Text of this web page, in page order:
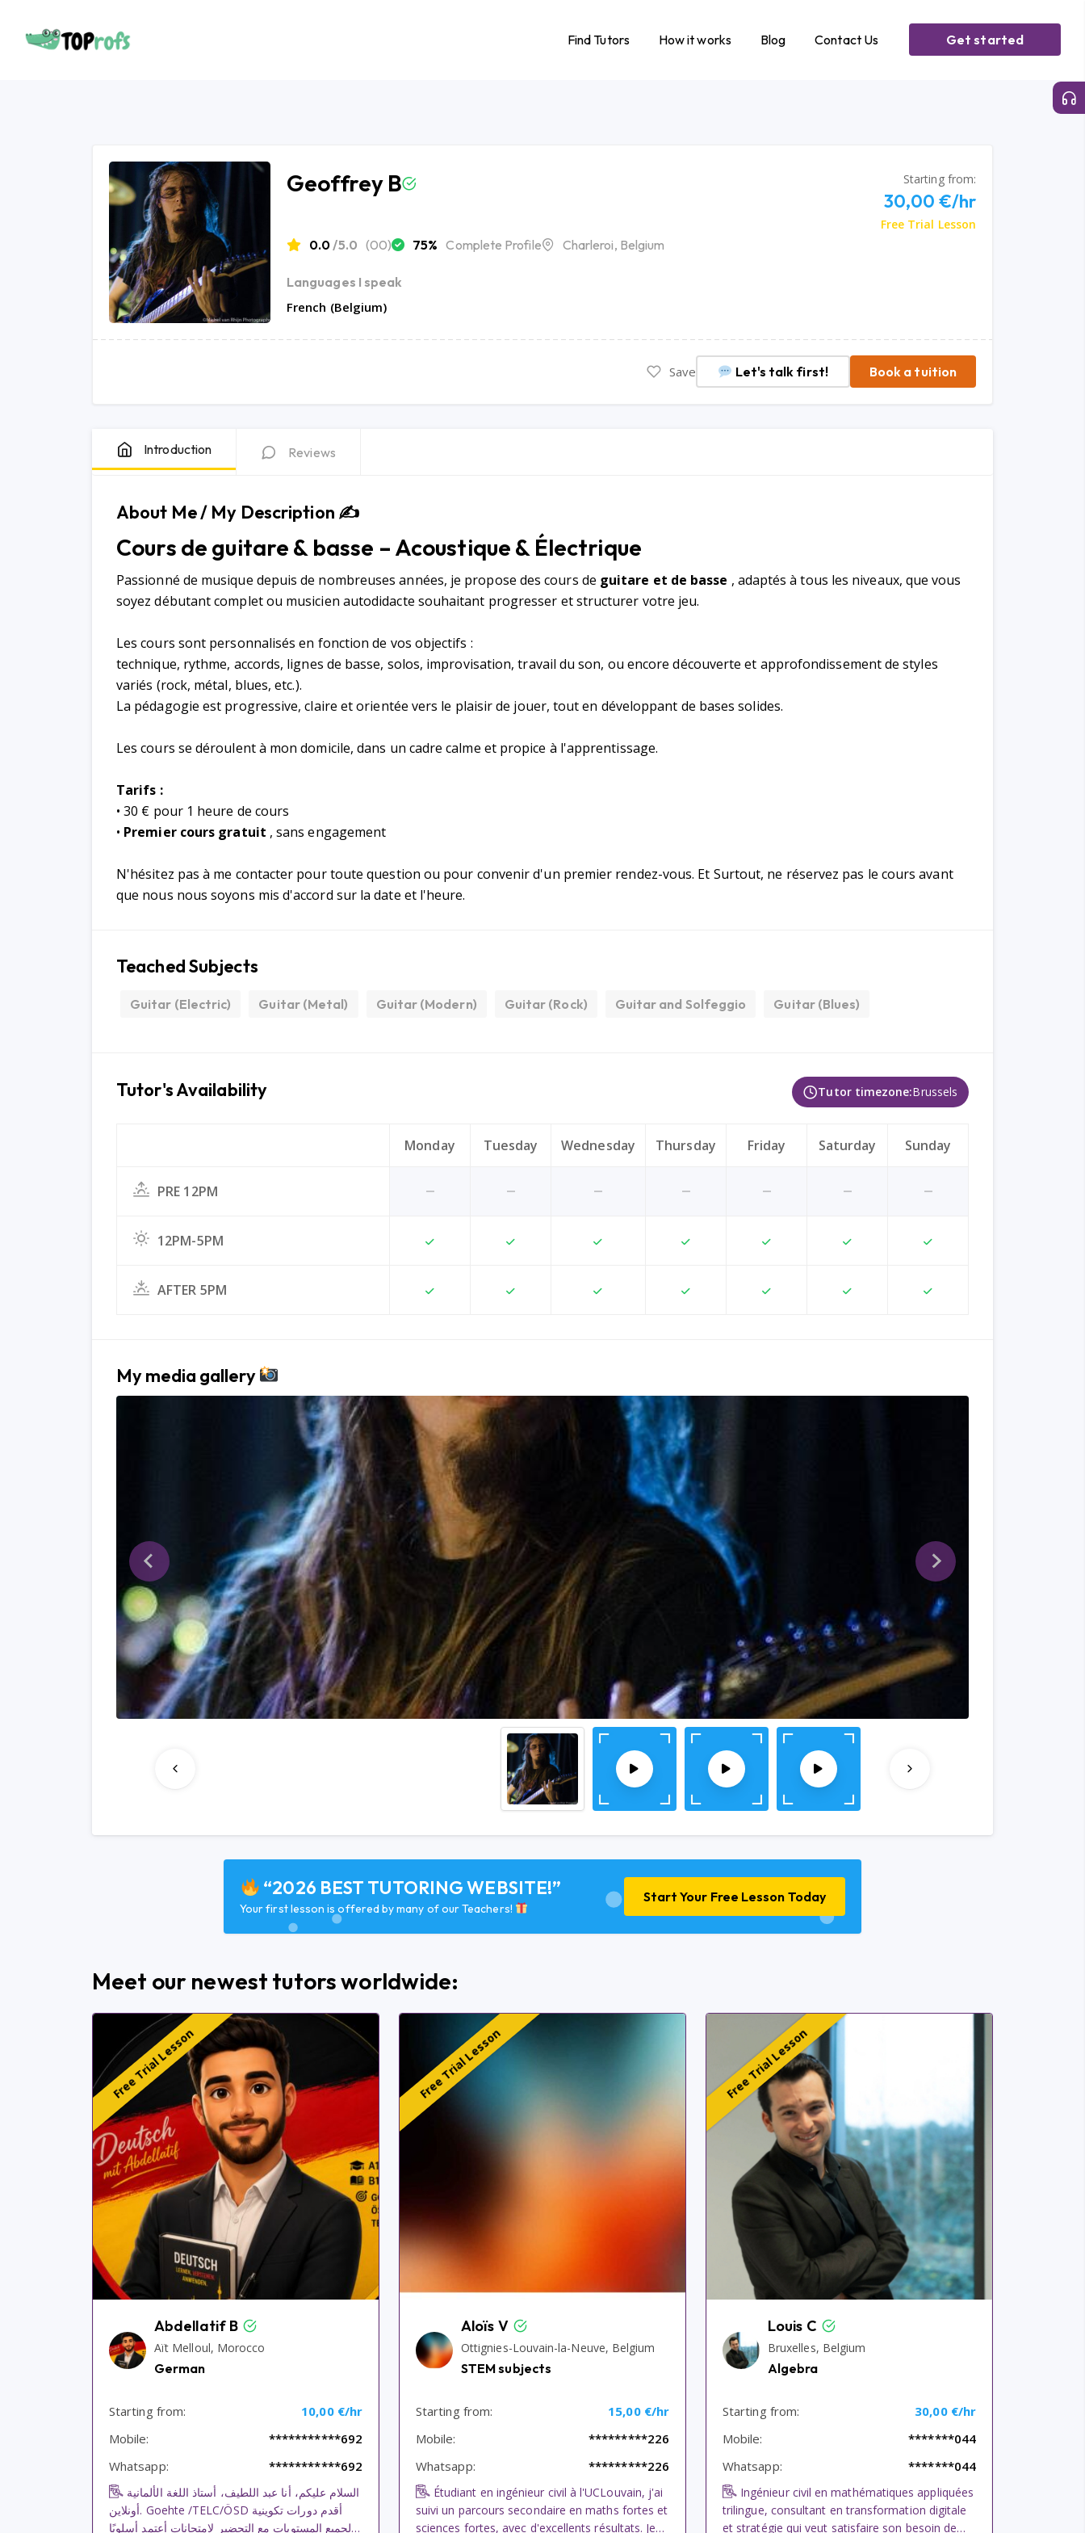
Find Tutors How it works Blog Contact Us Get started
Geoffrey B Starting from:
30,00 €/hr
Free Trial Lesson
0.0 /5.0 (00) 75% Complete Profile Charleroi, Belgium
Languages I speak
French (Belgium)
Save Let's talk first! Book a tuition
Introduction Reviews
About Me / My Description ✍️
Cours de guitare & basse – Acoustique & Électrique
Passionné de musique depuis de nombreuses années, je propose des cours de guitare et de basse , adaptés à tous les niveaux, que vous
soyez débutant complet ou musicien autodidacte souhaitant progresser et structurer votre jeu.
Les cours sont personnalisés en fonction de vos objectifs :
technique, rythme, accords, lignes de basse, solos, improvisation, travail du son, ou encore découverte et approfondissement de styles
variés (rock, métal, blues, etc.).
La pédagogie est progressive, claire et orientée vers le plaisir de jouer, tout en développant de bases solides.
Les cours se déroulent à mon domicile, dans un cadre calme et propice à l'apprentissage.
Tarifs :
• 30 € pour 1 heure de cours
• Premier cours gratuit , sans engagement
N'hésitez pas à me contacter pour toute question ou pour convenir d'un premier rendez-vous. Et Surtout, ne réservez pas le cours avant
que nous nous soyons mis d'accord sur la date et l'heure.
Teached Subjects
Guitar (Electric) Guitar (Metal) Guitar (Modern) Guitar (Rock) Guitar and Solfeggio Guitar (Blues)
Tutor's Availability Tutor timezone:Brussels
Monday Tuesday Wednesday Thursday Friday Saturday Sunday
PRE 12PM
12PM-5PM
AFTER 5PM
My media gallery
“2026 BEST TUTORING WEBSITE!”
Your first lesson is offered by many of our Teachers!
Start Your Free Lesson Today
Meet our newest tutors worldwide:
Free Trial Lesson
Abdellatif B
Aït Melloul, Morocco
German
Starting from:
10,00 €/hr
Mobile:
***********692
Whatsapp:
***********692
السلام عليكم، أنا عبد اللطيف، أستاذ اللغة الألمانية
أونلاين. Goehte /TELC/ÖSD أقدم دورات تكوينية
لجميع المستويات مع التحضير لامتحانات أعتمد أسلوبًا
Free Trial Lesson
Aloïs V
Ottignies-Louvain-la-Neuve, Belgium
STEM subjects
Starting from:
15,00 €/hr
Mobile:
*********226
Whatsapp:
*********226
Étudiant en ingénieur civil à l'UCLouvain, j'ai
suivi un parcours secondaire en maths fortes et
sciences fortes, avec d'excellents résultats. Je
Free Trial Lesson
Louis C
Bruxelles, Belgium
Algebra
Starting from:
30,00 €/hr
Mobile:
*******044
Whatsapp:
*******044
Ingénieur civil en mathématiques appliquées
trilingue, consultant en transformation digitale
et stratégie qui veut satisfaire son besoin de